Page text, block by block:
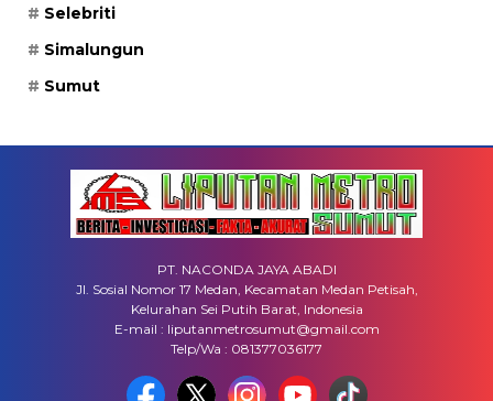
Selebriti
Simalungun
Sumut
PT. NACONDA JAYA ABADI
Jl. Sosial Nomor 17 Medan, Kecamatan Medan Petisah,
Kelurahan Sei Putih Barat, Indonesia
E-mail : liputanmetrosumut@gmail.com
Telp/Wa : 081377036177